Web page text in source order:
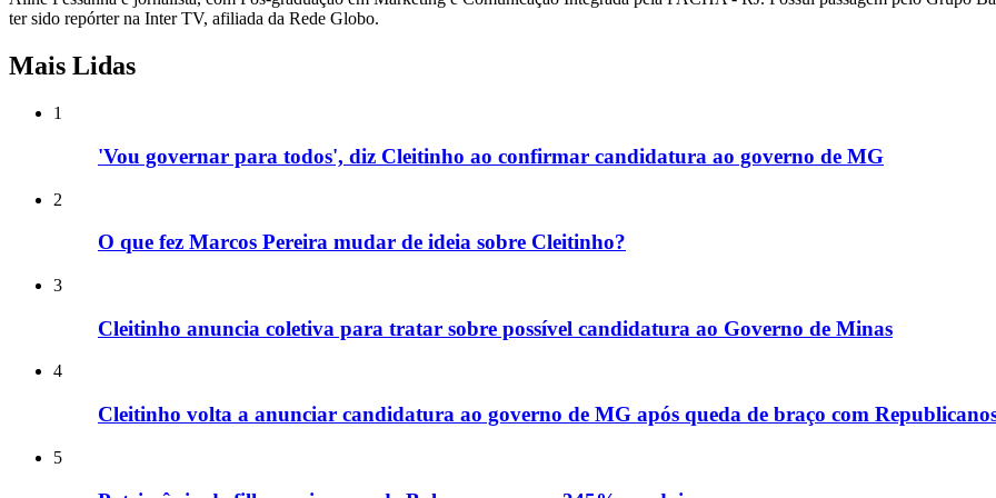
ter sido repórter na Inter TV, afiliada da Rede Globo.
Mais Lidas
1
'Vou governar para todos', diz Cleitinho ao confirmar candidatura ao governo de MG
2
O que fez Marcos Pereira mudar de ideia sobre Cleitinho?
3
Cleitinho anuncia coletiva para tratar sobre possível candidatura ao Governo de Minas
4
Cleitinho volta a anunciar candidatura ao governo de MG após queda de braço com
5